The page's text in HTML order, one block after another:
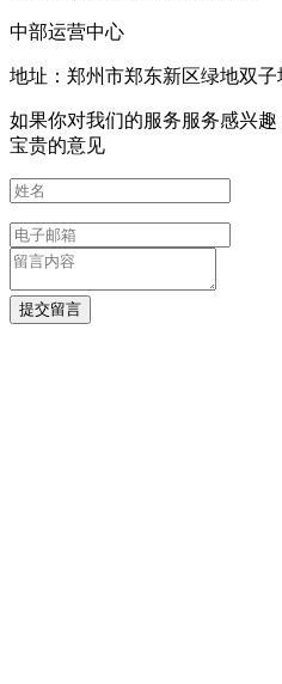
中部运营中心
地址：郑州市郑东新区绿地双子
如果你对我们的服务服务感兴
宝贵的意见
提交留言